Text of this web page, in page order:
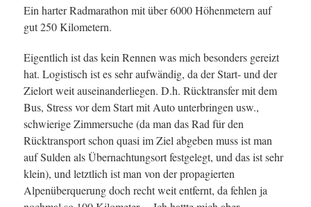
Ein harter Radmarathon mit über 6000 Höhenmetern auf
gut 250 Kilometern.
Eigentlich ist das kein Rennen was mich besonders gereizt
hat. Logistisch ist es sehr aufwändig, da der Start- und der
Zielort weit auseinanderliegen. D.h. Rücktransfer mit dem
Bus, Stress vor dem Start mit Auto unterbringen usw.,
schwierige Zimmersuche (da man das Rad für den
Rücktransport schon quasi im Ziel abgeben muss ist man
auf Sulden als Übernachtungsort festgelegt, und das ist sehr
klein), und letztlich ist man von der propagierten
Alpenüberquerung doch recht weit entfernt, da fehlen ja